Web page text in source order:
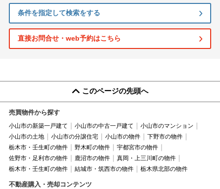
条件を指定して検索をする
直接お問合せ・web予約はこちら
このページの先頭へ
売買物件から探す
小山市の新築一戸建て 小山市の中古一戸建て
小山市のマンション
小山市の土地
小山市の分譲住宅 小山市の物件
下野市の物件
栃木市・壬生町の物件
野木町の物件
宇都宮市の物件
佐野市・足利市の物件
鹿沼市の物件
真岡・上三川町の物件
栃木市・壬生町の物件
結城市・筑西市の物件 栃木県北部の物件
不動産購入・売却コンテンツ